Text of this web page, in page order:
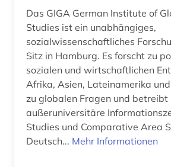
wissenschaftlicher text (1)
zentralasien (1)
Das GIGA German Institute of
Studies ist ein unabhängiges,
sozialwissenschaftliches
Sitz in Hamburg. Es forscht zu
sozialen und wirtschaftlichen
Afrika, Asien, Lateinamerika
zu globalen Fragen und
außeruniversitäre
Studies und Comparative Area
Deutsch... Mehr Informationen